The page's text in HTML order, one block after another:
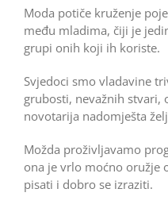
Moda potiče kruženje
među mladima, čiji je
grupi onih koji ih koriste.
Svjedoci smo vladavine
grubosti, nevažnih stvari,
novotarija nadomješta
Možda proživljavamo
ona je vrlo moćno oružje
pisati i dobro se izraziti.